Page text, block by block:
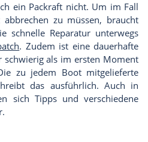
ein Packraft nicht. Um im Fall
zu müssen, braucht
schnelle Reparatur unterwegs
. Zudem ist eine dauerhafte
schwierig als im ersten Moment
zu jedem Boot mitgelieferte
das ausführlich. Auch in
sich Tipps und verschiedene